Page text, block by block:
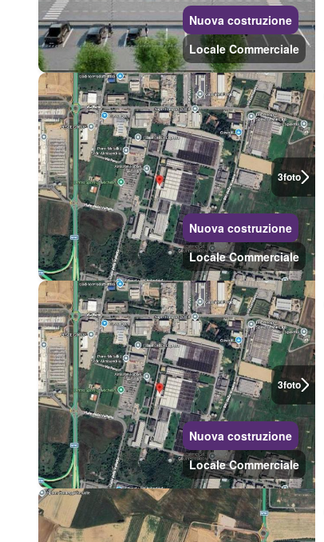
Nuova costruzione
Locale Commerciale
3foto
Nuova costruzione
Locale Commerciale
3foto
Nuova costruzione
Locale Commerciale